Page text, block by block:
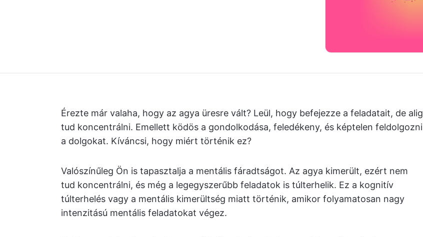
Érezte már valaha, hogy az agya üresre vált? Leül, hogy befejezze a feladatait, de alig
tud koncentrálni. Emellett ködös a gondolkodása, feledékeny, és képtelen feldolgozni
a dolgokat. Kíváncsi, hogy miért történik ez?
Valószínűleg Ön is tapasztalja a mentális fáradtságot. Az agya kimerült, ezért nem
tud koncentrálni, és még a legegyszerűbb feladatok is túlterhelik. Ez a kognitív
túlterhelés vagy a mentális kimerültség miatt történik, amikor folyamatosan nagy
intenzitású mentális feladatokat végez.